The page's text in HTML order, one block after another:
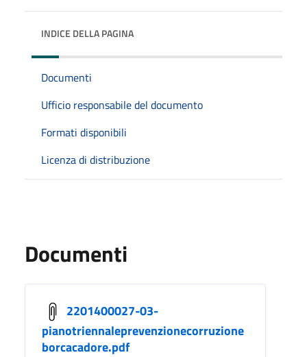
INDICE DELLA PAGINA
Documenti
Ufficio responsabile del documento
Formati disponibili
Licenza di distribuzione
Documenti
2201400027-03-
pianotriennaleprevenzionecorruzione
borcacadore.pdf